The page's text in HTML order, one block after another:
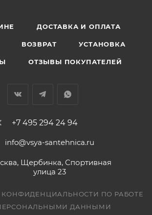
ДОСТАВКА И ОПЛАТА
ВОЗВРАТ УСТАНОВКА
ОТЗЫВЫ ПОКУПАТЕЛЕЙ
+7 495 294 24 94
info@vsya-santehnica.ru
Щербинка, Спортивная
улица 23
ПО РАБОТЕ
ДАННЫМИ